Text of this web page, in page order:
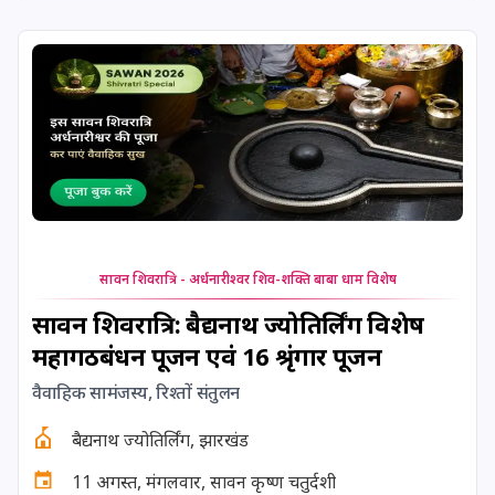
19 August, 2026 Tulsidas Jayanti
20 August, 2026 Masik Durgashtami
24 August, 2026 Damodara Dwadashi
24 August, 2026 Shravan Somwar Vrat
24 August, 2026 Shravana Putrada Ekadashi
25 August, 2026
25 August, 2026
सावन शिवरात्रि - अर्धनारीश्वर शिव-शक्ति बाबा धाम विशेष
सावन शिवरात्रि: बैद्यनाथ ज्योतिर्लिंग विशेष
महागठबंधन पूजन एवं 16 श्रृंगार पूजन
वैवाहिक सामंजस्य, रिश्तों संतुलन
बैद्यनाथ ज्योतिर्लिंग, झारखंड
11 अगस्त, मंगलवार, सावन कृष्ण चतुर्दशी